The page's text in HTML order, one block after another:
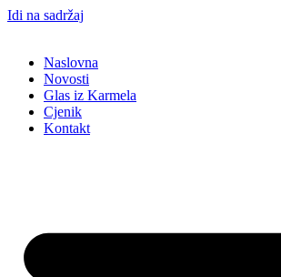
Idi na sadržaj
Naslovna
Novosti
Glas iz Karmela
Cjenik
Kontakt